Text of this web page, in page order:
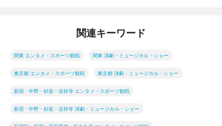
関連キーワード
関東 エンタメ・スポーツ観戦 関東 演劇・ミュージカル・ショー
東京都 エンタメ・スポーツ観戦 東京都 演劇・ミュージカル・ショー
新宿・中野・杉並・吉祥寺 エンタメ・スポーツ観戦
新宿・中野・杉並・吉祥寺 演劇・ミュージカル・ショー